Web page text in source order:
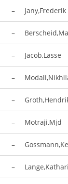
– Jany,Frederik
–
– Jacob,Lasse
–
–
– Motraji,Mjd
–
–